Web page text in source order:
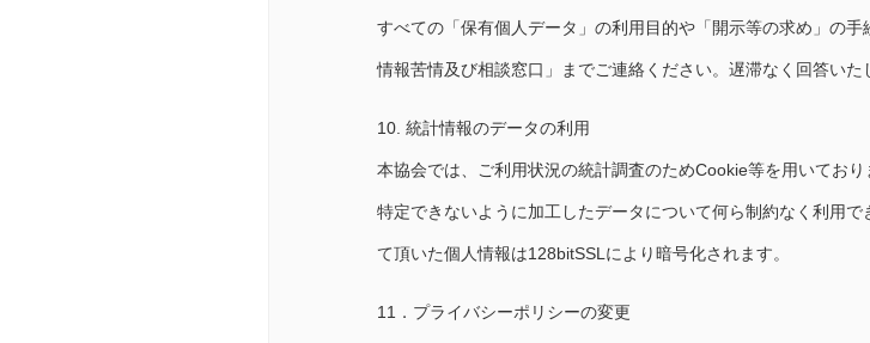
すべての「保有個人データ」の利用目的や「開示等の求め」の
情報苦情及び相談窓口」までご連絡ください。遅滞なく回答いた
10. 統計情報のデータの利用
本協会では、ご利用状況の統計調査のためCookie等を用いてお
特定できないように加工したデータについて何ら制約なく利用
て頂いた個人情報は128bitSSLにより暗号化されます。
11．プライバシーポリシーの変更